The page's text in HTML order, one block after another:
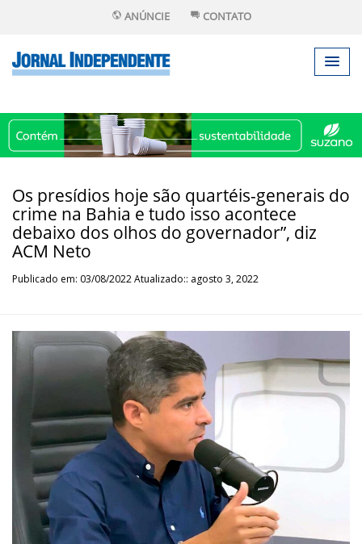
ANÚNCIE CONTATO
Os presídios hoje são quartéis-generais do
crime na Bahia e tudo isso acontece
debaixo dos olhos do governador”, diz
ACM Neto
Publicado em: 03/08/2022 Atualizado:: agosto 3, 2022